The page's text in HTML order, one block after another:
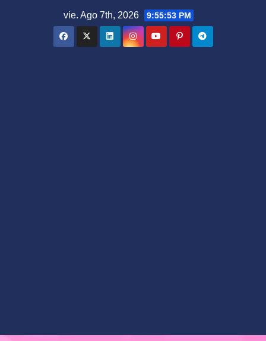
vie. Ago 7th, 2026 9:55:54 PM